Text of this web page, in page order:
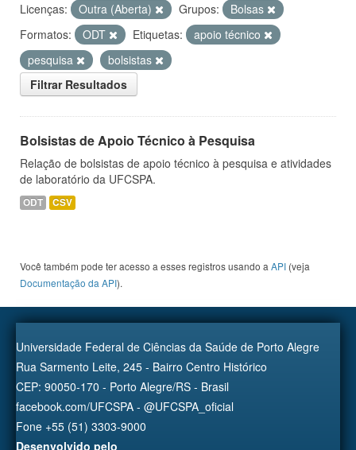
Licenças: Outra (Aberta) Grupos:
Bolsas
Formatos:
ODT Etiquetas:
apoio técnico
pesquisa
bolsistas
Filtrar Resultados
Bolsistas de Apoio Técnico à Pesquisa
Relação de bolsistas de apoio técnico à pesquisa e atividades
de laboratório da UFCSPA.
ODT CSV
Você também pode ter acesso a esses registros usando a API (veja
Documentação da API).
Universidade Federal de Ciências da Saúde de Porto Alegre
Rua Sarmento Leite, 245 - Bairro Centro Histórico
CEP: 90050-170 - Porto Alegre/RS - Brasil
facebook.com/UFCSPA - @UFCSPA_oficial
Fone +55 (51) 3303-9000
Desenvolvido pelo